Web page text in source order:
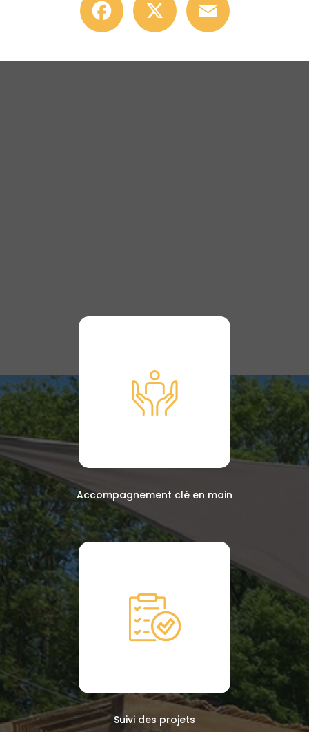
Accompagnement clé en main
Suivi des projets